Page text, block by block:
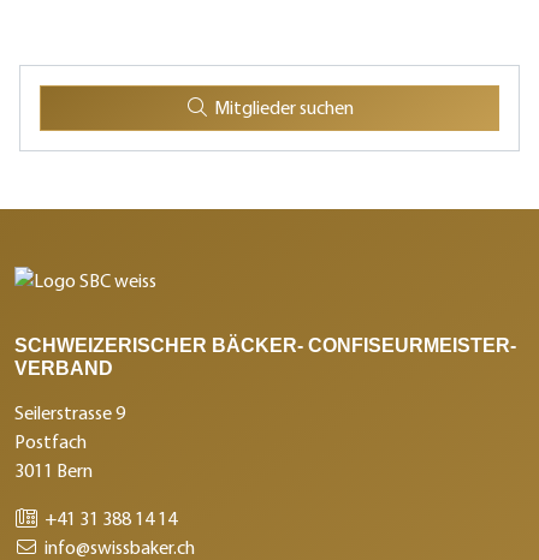
Mitglieder suchen
SCHWEIZERISCHER BÄCKER- CONFISEURMEISTER-
VERBAND
Seilerstrasse 9
Postfach
3011 Bern
+41 31 388 14 14
info@swissbaker.ch